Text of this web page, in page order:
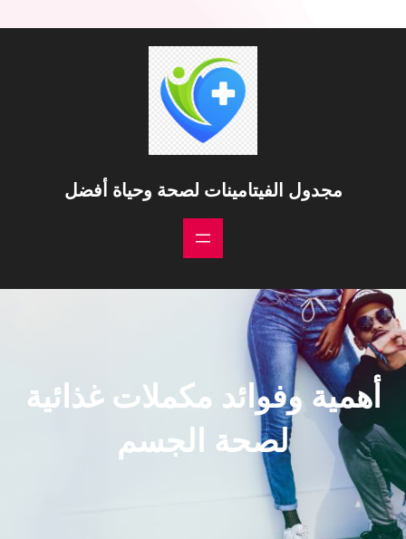
مجدول الفيتامينات لصحة وحياة أفضل
أهمية وفوائد مكملات غذائية
لصحة الجسم